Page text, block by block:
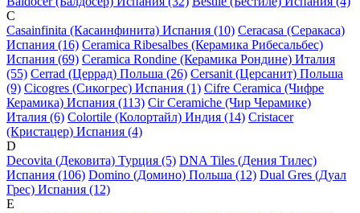
C
Casainfinita (Касаинфинита) Испания (10) Ceracasa (Серакаса)
Испания (16) Ceramica Ribesalbes (Керамика Рибесальбес)
Испания (69) Ceramica Rondine (Керамика Рондине) Италия
(55) Cerrad (Церрад) Польша (26) Cersanit (Церсанит) Польша
(9) Cicogres (Сикогрес) Испания (1) Cifre Ceramica (Чифре
Керамика) Испания (113) Cir Ceramiche (Чир Черамике)
Италия (6) Colortile (Колортайл) Индия (14) Cristacer
(Кристацер) Испания (4)
D
Decovita (Дековита) Турция (5) DNA Tiles (Дения Тилес)
Испания (106) Domino (Домино) Польша (12) Dual Gres (Дуал
Грес) Испания (12)
E